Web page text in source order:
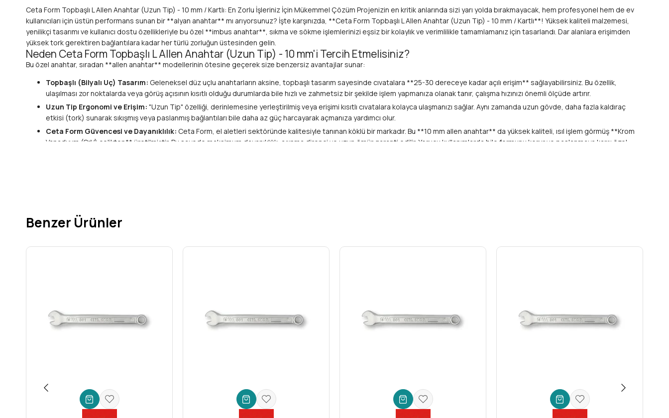
Ceta Form Topbaşlı L Allen Anahtar (Uzun Tip) - 10 mm / Kartlı: En Zorlu İşleriniz İçin Mükemmel Çözüm Projenizin en kritik anlarında sizi yarı yolda bırakmayacak, hem profesyonel hem de ev
kullanıcıları için üstün performans sunan bir **alyan anahtar** mı arıyorsunuz? İşte karşınızda, **Ceta Form Topbaşlı L Allen Anahtar (Uzun Tip) - 10 mm / Kartlı**! Yüksek kaliteli malzemesi,
yenilikçi tasarımı ve kullanıcı dostu özellikleriyle bu özel **imbus anahtar**, sıkma ve sökme işlemlerinizi eşsiz bir kolaylık ve verimlilikle tamamlamanız için tasarlandı. Dar alanlara erişimden
yüksek tork gerektiren bağlantılara kadar her türlü zorluğun üstesinden gelin.
Neden Ceta Form Topbaşlı L Allen Anahtar (Uzun Tip) - 10 mm'i Tercih Etmelisiniz?
Bu özel anahtar, sıradan **allen anahtar** modellerinin ötesine geçerek size benzersiz avantajlar sunar:
Topbaşlı (Bilyalı Uç) Tasarım: Geleneksel düz uçlu anahtarların aksine, topbaşlı tasarım sayesinde cıvatalara **25-30 dereceye kadar açılı erişim** sağlayabilirsiniz. Bu özellik,
ulaşılması zor noktalarda veya görüş açısının kısıtlı olduğu durumlarda bile hızlı ve zahmetsiz bir şekilde işlem yapmanıza olanak tanır, çalışma hızınızı önemli ölçüde artırır.
Uzun Tip Ergonomi ve Erişim: "Uzun Tip" özelliği, derinlemesine yerleştirilmiş veya erişimi kısıtlı cıvatalara kolayca ulaşmanızı sağlar. Aynı zamanda uzun gövde, daha fazla kaldıraç
etkisi (tork) sunarak sıkışmış veya paslanmış bağlantıları bile daha az güç harcayarak açmanıza yardımcı olur.
Ceta Form Güvencesi ve Dayanıklılık: Ceta Form, el aletleri sektöründe kalitesiyle tanınan köklü bir markadır. Bu **10 mm allen anahtar** da yüksek kaliteli, ısıl işlem görmüş **Krom
Vanadyum (CrV) çelikten** üretilmiştir. Bu sayede maksimum dayanıklılık, aşınma direnci ve uzun ömür garanti edilir. Yorucu kullanımlarda bile formunu korur ve paslanmaya karşı özel
Profesyonellerden DIY Meraklılarına: Her İhtiyaca Uygun Çözüm
Otomotiv ve Bisiklet Bakımı:Araç ve bisikletinizin bakımı, onarımı veya aksesuar montajı sırasında kritik önem taşıyan 10 mm'lik imbus cıvataları için ideal.
"L" şeklindeki ergonomik tasarım, elinizde rahat bir tutuş sağlayarak uzun süreli çalışmalarda bile yorgunluğu minimize eder. Yüksek tork uygulaması gerektiğinde bile elinizin kaymasını
engellemeyen yapısıyla güvenli bir çalışma ortamı sunar.
Ürün Tipi:
Topbaşlı (Bilyalı)
10 mm
Benzer Ürünler